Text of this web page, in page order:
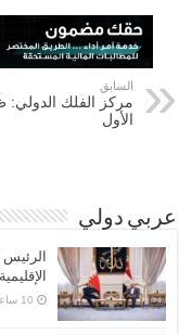
السابق
مركز الفلك الدولي:
الأول
عربي دولي